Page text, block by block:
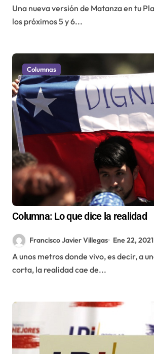
Una nueva versión de Matanza en tu Plaza se realizará
los próximos 5 y 6...
Columnas
Columna: Lo que dice la realidad
Francisco Javier Villegas Ene 22, 2021
A unos metros donde vivo, es decir, a una distancia
corta, la realidad cae de...